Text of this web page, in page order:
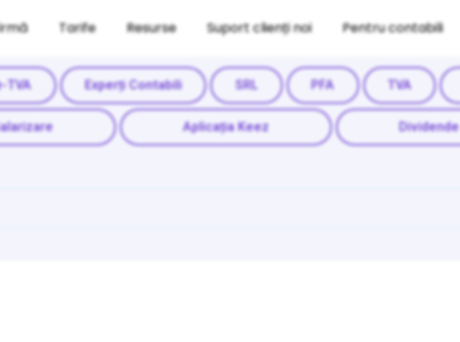
Tarife Resurse Suport clienți noi Pentru contabili
TVA Experți Contabili SRL PFA TVA
Aplicația Keez Dividende